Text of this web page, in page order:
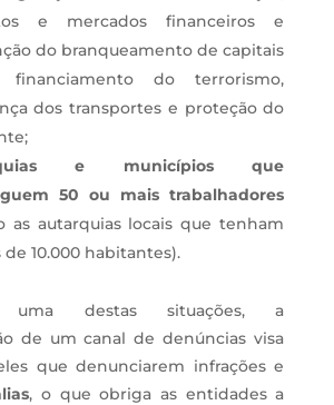
e mercados financeiros e
do branqueamento de capitais
do terrorismo,
dos transportes e proteção do
e municípios que
50 ou mais trabalhadores
as autarquias locais que tenham
de 10.000 habitantes).
uma destas situações, a
de um canal de denúncias visa
que denunciarem infrações e
, o que obriga as entidades a